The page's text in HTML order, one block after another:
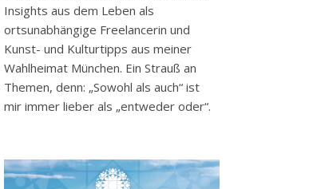
Insights aus dem Leben als
ortsunabhängige Freelancerin und
Kunst- und Kulturtipps aus meiner
Wahlheimat München. Ein Strauß an
Themen, denn: „Sowohl als auch“ ist
mir immer lieber als „entweder oder“.